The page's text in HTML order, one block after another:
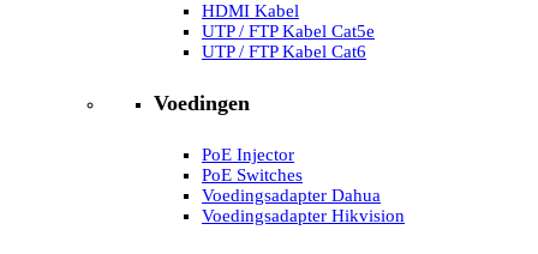
HDMI Kabel
UTP / FTP Kabel Cat5e
UTP / FTP Kabel Cat6
Voedingen
PoE Injector
PoE Switches
Voedingsadapter Dahua
Voedingsadapter Hikvision